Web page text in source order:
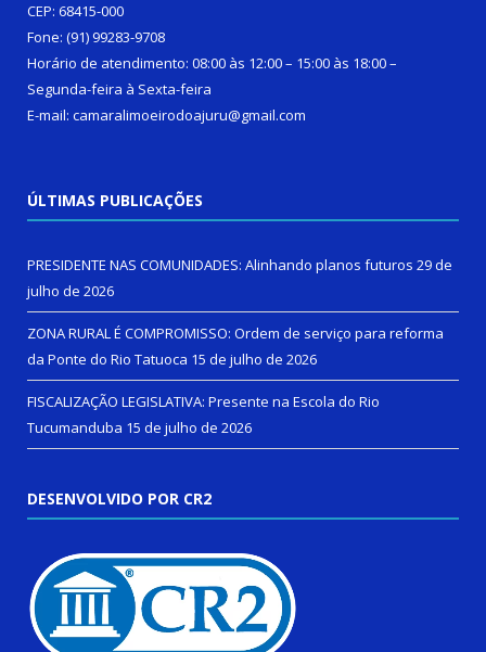
CEP: 68415-000
Fone: (91) 99283-9708
Horário de atendimento: 08:00 às 12:00 – 15:00 às 18:00 –
Segunda-feira à Sexta-feira
E-mail: camaralimoeirodoajuru@gmail.com
ÚLTIMAS PUBLICAÇÕES
PRESIDENTE NAS COMUNIDADES: Alinhando planos futuros 29 de
julho de 2026
ZONA RURAL É COMPROMISSO: Ordem de serviço para reforma
da Ponte do Rio Tatuoca 15 de julho de 2026
FISCALIZAÇÃO LEGISLATIVA: Presente na Escola do Rio
Tucumanduba 15 de julho de 2026
DESENVOLVIDO POR CR2